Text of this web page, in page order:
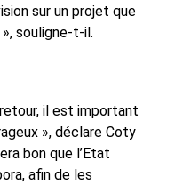
sur un projet que
souligne-t-il.
il est important
», déclare Coty
bon que l’Etat
afin de les